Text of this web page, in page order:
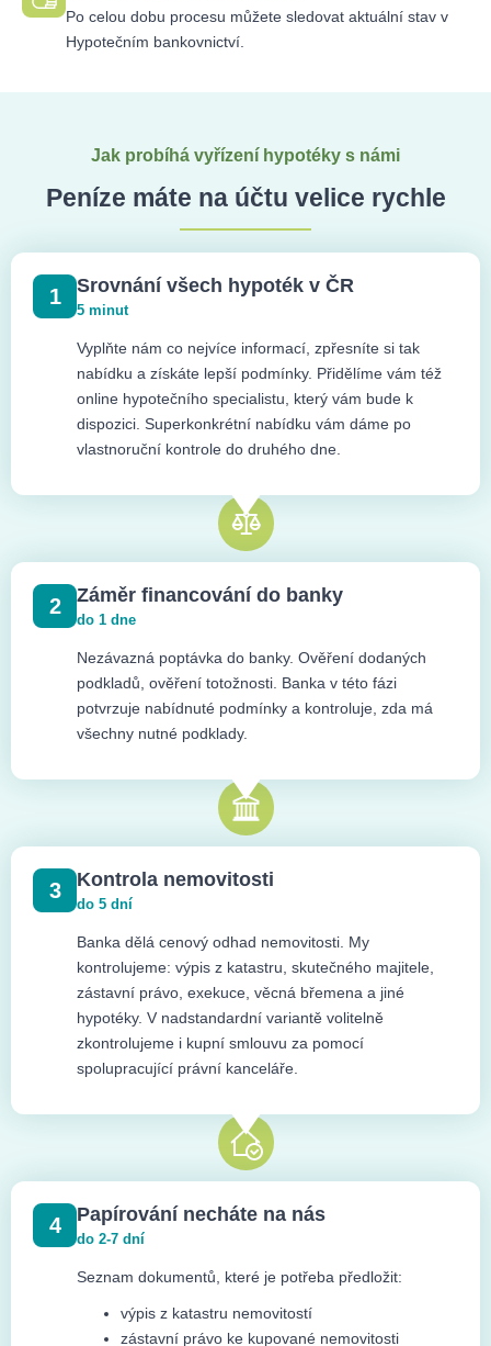
Po celou dobu procesu můžete sledovat aktuální stav v
Hypotečním bankovnictví.
Jak probíhá vyřízení hypotéky s námi
Peníze máte na účtu velice rychle
1 Srovnání všech hypoték v ČR
5 minut
Vyplňte nám co nejvíce informací, zpřesníte si tak
nabídku a získáte lepší podmínky. Přidělíme vám též
online hypotečního specialistu, který vám bude k
dispozici. Superkonkrétní nabídku vám dáme po
vlastnoruční kontrole do druhého dne.
2 Záměr financování do banky
do 1 dne
Nezávazná poptávka do banky. Ověření dodaných
podkladů, ověření totožnosti. Banka v této fázi
potvrzuje nabídnuté podmínky a kontroluje, zda má
všechny nutné podklady.
3 Kontrola nemovitosti
do 5 dní
Banka dělá cenový odhad nemovitosti. My
kontrolujeme: výpis z katastru, skutečného majitele,
zástavní právo, exekuce, věcná břemena a jiné
hypotéky. V nadstandardní variantě volitelně
zkontrolujeme i kupní smlouvu za pomocí
spolupracující právní kanceláře.
4 Papírování necháte na nás
do 2-7 dní
Seznam dokumentů, které je potřeba předložit:
výpis z katastru nemovitostí
zástavní právo ke kupované nemovitosti